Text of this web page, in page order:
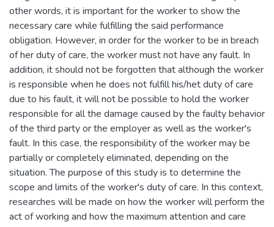
other words, it is important for the worker to show the
necessary care while fulfilling the said performance
obligation. However, in order for the worker to be in breach
of her duty of care, the worker must not have any fault. In
addition, it should not be forgotten that although the worker
is responsible when he does not fulfill his/het duty of care
due to his fault, it will not be possible to hold the worker
responsible for all the damage caused by the faulty behavior
of the third party or the employer as well as the worker's
fault. In this case, the responsibility of the worker may be
partially or completely eliminated, depending on the
situation. The purpose of this study is to determine the
scope and limits of the worker's duty of care. In this context,
researches will be made on how the worker will perform the
act of working and how the maximum attention and care